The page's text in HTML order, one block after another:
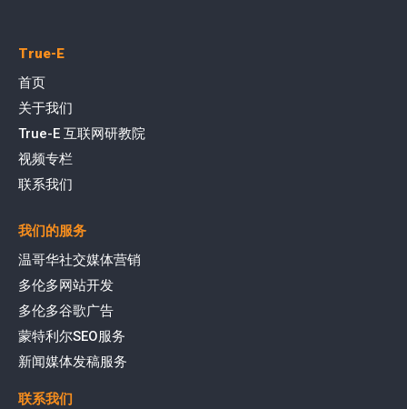
True-E
首页
关于我们
True-E 互联网研教院
视频专栏
联系我们
我们的服务
温哥华社交媒体营销
多伦多网站开发
多伦多谷歌广告
蒙特利尔SEO服务
新闻媒体发稿服务
联系我们